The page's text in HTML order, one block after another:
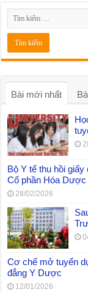
Bài mới nhất
Bộ Y tế thu hồi
Cổ phần Hóa
28/02/2026
Cơ chế mở tuyển
đẳng Y Dược
12/01/2026